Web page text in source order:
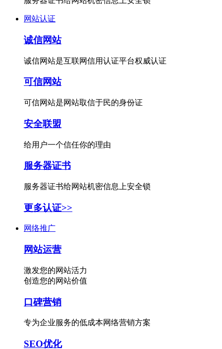
网站认证
诚信网站
诚信网站是互联网信用认证平台权威认证
可信网站
可信网站是网站取信于民的身份证
安全联盟
给用户一个信任你的理由
服务器证书
服务器证书给网站机密信息上安全锁
更多认证>>
网络推广
网站运营
激发您的网站活力
创造您的网站价值
口碑营销
专为企业服务的低成本网络营销方案
SEO优化